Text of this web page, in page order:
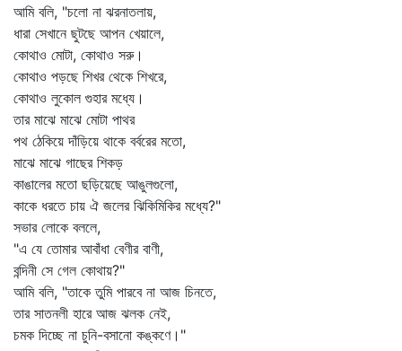
আমি বলি, "চলো না ঝরনাতলায়,
ধারা সেখানে ছুটছে আপন খেয়ালে,
কোথাও মোটা, কোথাও সরু।
কোথাও পড়ছে শিখর থেকে শিখরে,
কোথাও লুকোল গুহার মধ্যে।
তার মাঝে মাঝে মোটা পাথর
পথ ঠেকিয়ে দাঁড়িয়ে থাকে বর্বরের মতো,
মাঝে মাঝে গাছের শিকড়
কাঙালের মতো ছড়িয়েছে আঙুলগুলো,
কাকে ধরতে চায় ঐ জলের ঝিকিমিকির মধ্যে?"
সভার লোকে বললে,
"এ যে তোমার আবাঁধা বেণীর বাণী,
বন্দিনী সে গেল কোথায়?"
আমি বলি, "তাকে তুমি পারবে না আজ চিনতে,
তার সাতনলী হারে আজ ঝলক নেই,
চমক দিচ্ছে না চুনি-বসানো কঙ্কণে।"